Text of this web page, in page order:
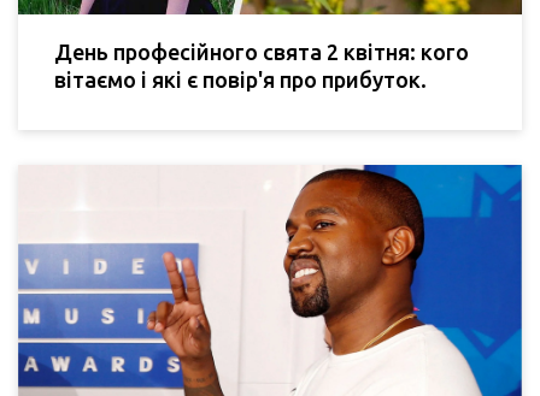
День професійного свята 2 квітня: кого
вітаємо і які є повір'я про прибуток.